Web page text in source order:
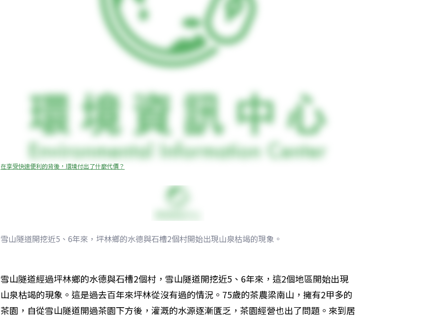
在享受快速便利的背後，環境付出了什麼代價？
雪山隧道開挖近5、6年來，坪林鄉的水德與石槽2個村開始出現山泉枯竭的現象。
雪山隧道經過坪林鄉的水德與石槽2個村，雪山隧道開挖近5、6年來，這2個地區開始出現
山泉枯竭的現象。這是過去百年來坪林從沒有過的情況。75歲的茶農梁南山，擁有2甲多的
茶園，自從雪山隧道開過茶園下方後，灌溉的水源逐漸匱乏，茶園經營也出了問題。來到居